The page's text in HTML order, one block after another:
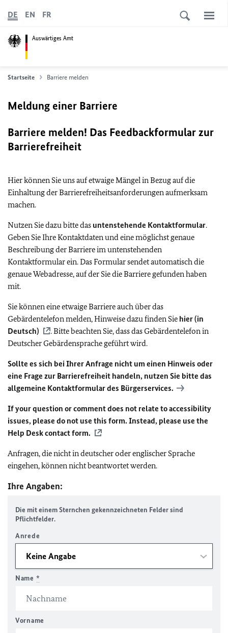
Auswärtiges Amt
DE EN FR
Startseite Barriere melden
Meldung einer Barriere
Barriere melden! Das Feedbackformular zur
Barrierefreiheit
Hier können Sie uns auf etwaige Mängel in Bezug auf die
Einhaltung der Barrierefreiheitsanforderungen aufmerksam
machen.
Nutzen Sie dazu bitte das untenstehende Kontaktformular.
Geben Sie Ihre Kontaktdaten und eine möglichst genaue
Beschreibung der Barriere im untenstehenden
Kontaktformular ein. Das Formular sendet automatisch die
genaue Webadresse, auf der Sie die Barriere gefunden haben
mit.
Sie können eine etwaige Barriere auch über das
Gebärdentelefon melden, Hinweise dazu finden Sie hier (in
Deutsch)
. Bitte beachten Sie, dass das Gebärdentelefon in
Deutscher Gebärdensprache geführt wird.
Sollte es sich bei Ihrer Anfrage nicht um einen Hinweis oder
eine Frage zur Barrierefreiheit handeln, nutzen Sie bitte das
allgemeine Kontaktformular des Bürgerservices.
If your question or comment does not relate to accessibility
issues, please do not use this form. Instead, please use the
Help Desk contact form.
Anfragen, die nicht in deutscher oder englischer Sprache
eingehen, können nicht beantwortet werden.
Ihre Angaben:
Die mit einem Sternchen gekennzeichneten Felder sind
Pflichtfelder.
Anrede
Name *
Vorname